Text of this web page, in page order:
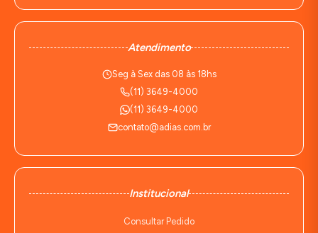
Atendimento
Seg à Sex das 08 às 18hs
(11) 3649-4000
(11) 3649-4000
contato@adias.com.br
Institucional
Consultar Pedido